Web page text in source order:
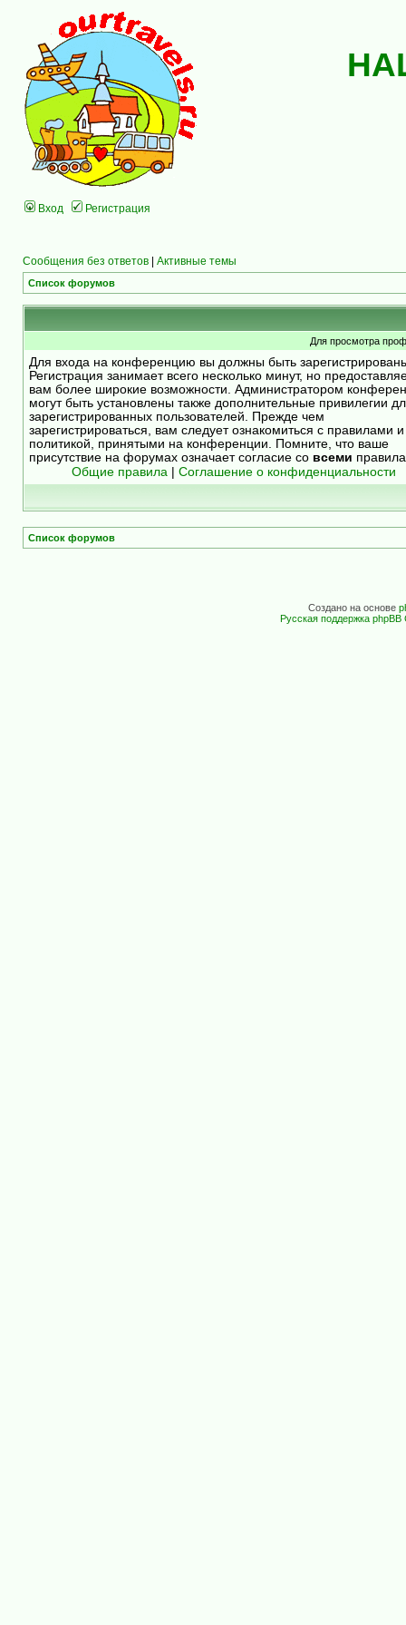
Вход Регистрация
Сообщения без ответов | Активные темы
Список форумов
Для просмотра
Для входа на конференцию вы должны быть
Регистрация занимает всего несколько минут, но
вам более широкие возможности. Администратором
могут быть установлены также дополнительные привилегии
зарегистрированных пользователей. Прежде чем
зарегистрироваться, вам следует ознакомиться с правилами и
политикой, принятыми на конференции. Помните, что ваше
присутствие на форумах означает согласие со всеми
Общие правила
Соглашение о конфиденциальности
Список форумов
Создано на основе
Русская поддержка phpBB